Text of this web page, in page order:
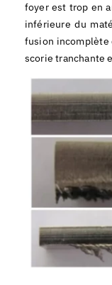
foyer est trop en
inférieure du
fusion incomplète
scorie tranchante